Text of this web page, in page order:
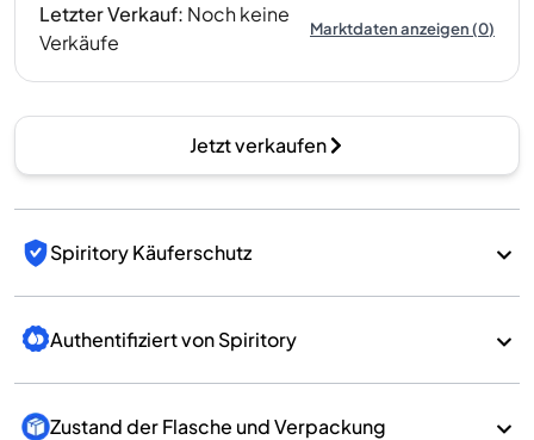
Letzter Verkauf: Noch keine
Verkäufe
Marktdaten anzeigen(0)
Jetzt verkaufen
Spiritory Käuferschutz
Authentifiziert von Spiritory
Zustand der Flasche und Verpackung